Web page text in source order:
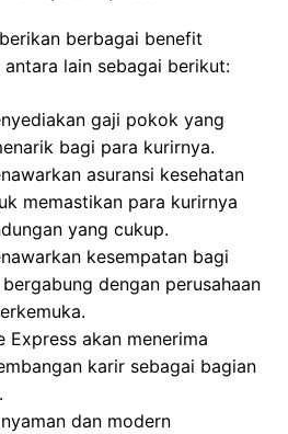
berbagai benefit
lain sebagai berikut:
gaji pokok yang
bagi para kurirnya.
asuransi kesehatan
memastikan para kurirnya
yang cukup.
kesempatan bagi
dengan perusahaan
Express akan menerima
karir sebagai bagian
dan modern